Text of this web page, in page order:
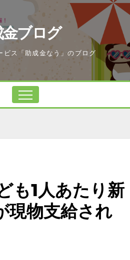
ブログ
ビス「助成金なう」のブログ
も1人あたり新
現物支給され